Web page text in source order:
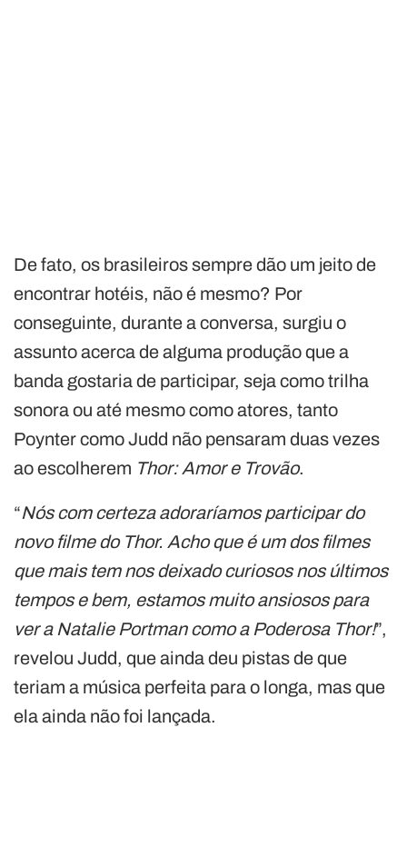
De fato, os brasileiros sempre dão um jeito de
encontrar hotéis, não é mesmo? Por
conseguinte, durante a conversa, surgiu o
assunto acerca de alguma produção que a
banda gostaria de participar, seja como trilha
sonora ou até mesmo como atores, tanto
Poynter como Judd não pensaram duas vezes
ao escolherem Thor: Amor e Trovão.
“Nós com certeza adoraríamos participar do
novo filme do Thor. Acho que é um dos filmes
que mais tem nos deixado curiosos nos últimos
tempos e bem, estamos muito ansiosos para
ver a Natalie Portman como a Poderosa Thor!”,
revelou Judd, que ainda deu pistas de que
teriam a música perfeita para o longa, mas que
ela ainda não foi lançada.